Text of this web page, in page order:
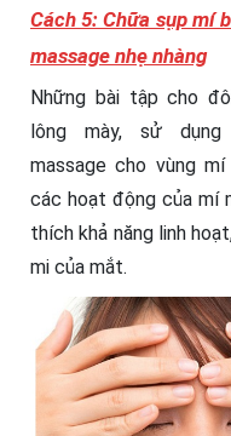
Cách 5: Chữa sụp mí
massage nhẹ nhàng
Những bài tập cho
lông mày, sử
massage cho vùng
các hoạt động của mí
thích khả năng linh
mi của mắt.